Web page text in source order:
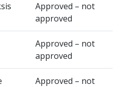
Approved – not
approved
Approved – not
approved
Approved – not